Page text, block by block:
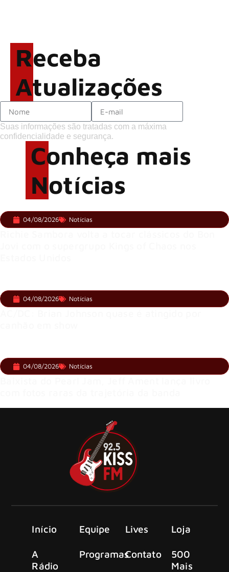
Receba
Atualizações
Suas informações são tratadas com a máxima
confidencialidade e segurança.
Conheça mais
Notícias
04/08/2026 Notícias
04/08/2026 Notícias
04/08/2026 Notícias
Início
A
Rádio
Equipe
Programas
Lives
Contato
Loja
500
Mais